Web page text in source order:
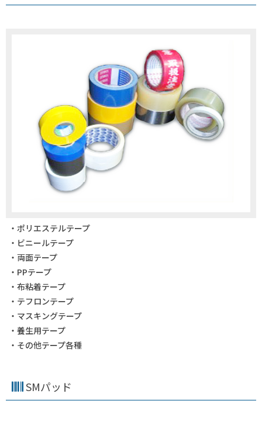
・ポリエステルテープ
・ビニールテープ
・両面テープ
・PPテープ
・布粘着テープ
・テフロンテープ
・マスキングテープ
・養生用テープ
・その他テープ各種
SMパッド